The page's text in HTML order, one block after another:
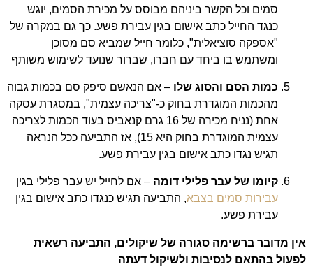
סמים וכל הקשר ביניהם מבוסס על מכירת הסמים, יוגש
כנגד החייל כתב אישום בגין עבירת פשע. כך גם במקרה של
"אספקה סוציאלית", כלומר חייל שמביא סם מסוכן
ומשתמש בו ביחד עם חברו, שברור שנועד לשימוש משותף
כמות הסם והסוג שלו – אם הנאשם סיפק סם בכמות גבוה
מהכמות המוגדרת בחוק כ-"צריכה עצמית", במסגרת עסקה
אחת (נניח מכירה של 16 גרם קנאביס בעוד הכמות לצריכה
עצמית המוגדרת בחוק היא 15), אז התביעה ככל הנראה
תגיש נגדו כתב אישום בגין עבירת פשע.
קיומו של עבר פלילי דומה – אם לחייל יש עבר פלילי בגין
עבירות סמים בצבא, התביעה תגיש כנגדו כתב אישום בגין
עבירת פשע.
אין מדובר ברשימה סגורה של שיקולים, התביעה רשאית
לפעול בהתאם לנסיבות ולשיקול דעתה